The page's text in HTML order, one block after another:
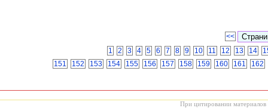
<<
1
2 3 4 5 6 7 8 9 10 11 12 13 14
151
152 153 154 155 156 157 158 159 160 161 162
При цитировании материалов